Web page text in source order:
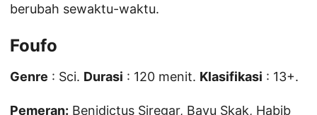
berubah sewaktu-waktu.
Foufo
Genre : Sci. Durasi : 120 menit. Klasifikasi : 13+.
Pemeran: Benidictus Siregar, Bayu Skak, Habib